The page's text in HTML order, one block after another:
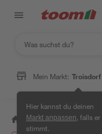
Mein Markt: Troisdorf
Hier kannst du deinen
Markt anpassen , falls
stimmt.
/ Werkstatt &